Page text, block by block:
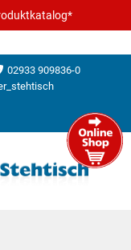
02933 909836-0